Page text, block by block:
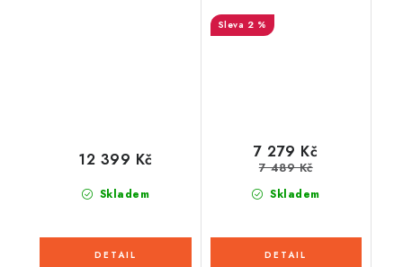
Skladem
12 399 Kč
žlutá fluo) 2026
2 %
Skladem
7 279 Kč
7 489 Kč